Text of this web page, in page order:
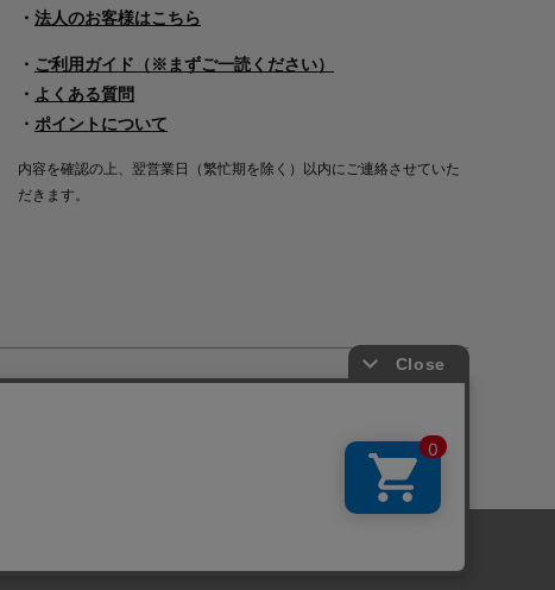
・ 法人のお客様はこちら
・ ご利用ガイド（※まずご一読ください）
・ よくある質問
・ ポイントについて
内容を確認の上、翌営業日（繁忙期を除く）以内にご連絡させていた
だきます。
関しては「